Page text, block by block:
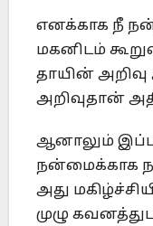
எனக்காக நீ
மகனிடம்
தாயின் அறிவு
அறிவுதான்
ஆனாலும்
நன்மைக்காக
அது
முழு